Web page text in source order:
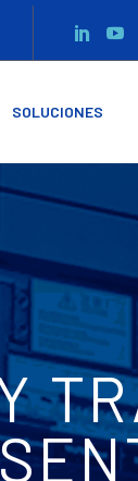
SOLUCIONES